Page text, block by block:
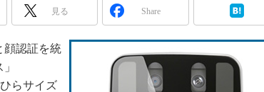
見る Share
認証を統
らサイズ